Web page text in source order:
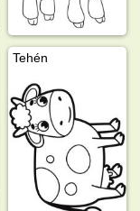
Tehén